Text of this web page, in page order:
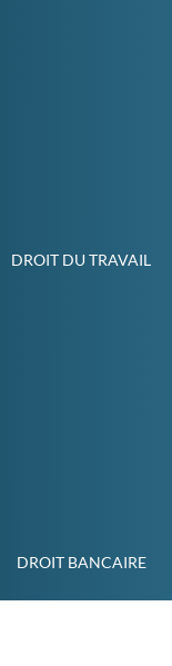
DROIT DU TRAVAIL
DROIT BANCAIRE